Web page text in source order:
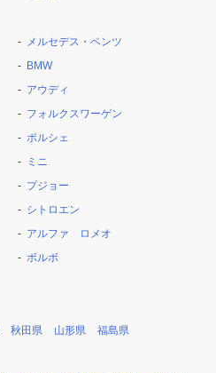
メルセデス・ベンツ
BMW
アウディ
フォルクスワーゲン
ポルシェ
ミニ
プジョー
シトロエン
アルファ ロメオ
ボルボ
秋田県 山形県 福島県